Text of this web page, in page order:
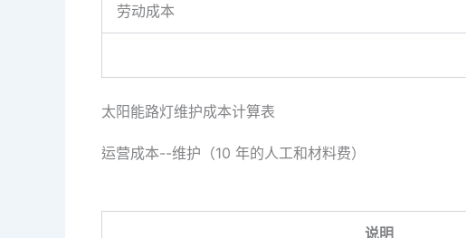
劳动成本
太阳能路灯维护成本计算表
运营成本--维护（10 年的人工和材料费）
说明